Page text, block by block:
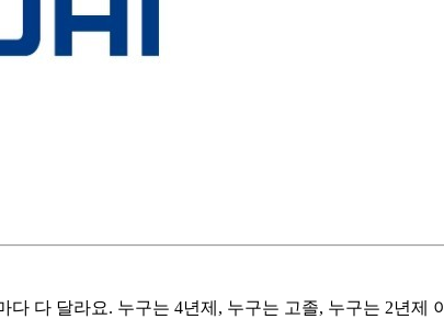
다 달라요. 누구는 4년제, 누구는 고졸, 누구는 2년제